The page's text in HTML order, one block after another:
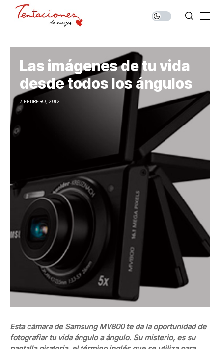
Las imágenes de tu vida
desde todos los ángulos
7 FEBRERO, 2012
Esta cámara de Samsung MV800 te da la oportunidad de
fotografiar tu vida ángulo a ángulo. Su misterio, es su